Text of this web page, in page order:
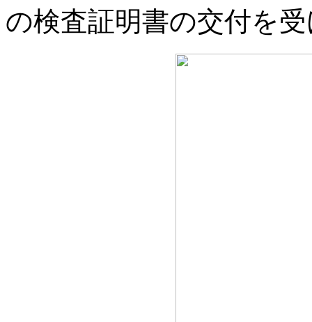
の検査証明書の交付を